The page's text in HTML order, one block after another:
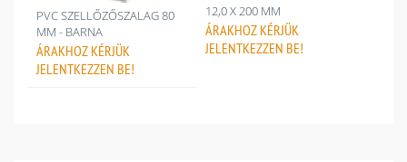
PVC SZELLŐZŐSZALAG 80
MM - BARNA
ÁRAKHOZ KÉRJÜK
JELENTKEZZEN BE!
12,0 X 200 MM
ÁRAKHOZ KÉRJÜK
JELENTKEZZEN BE!